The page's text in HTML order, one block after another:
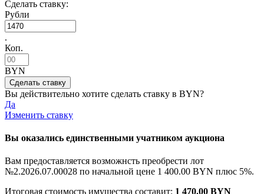
Сделать ставку:
Рубли
.
Коп.
BYN
Вы действительно хотите сделать ставку в BYN?
Да
Изменить ставку
Вы оказались единственными учатником аукциона
Вам предоставляется возможнсть преобрести лот
№2.2026.07.00028 по начальной цене 1 400.00 BYN плюс 5%.
Итоговая стоимость имущества составит: 1 470.00 BYN